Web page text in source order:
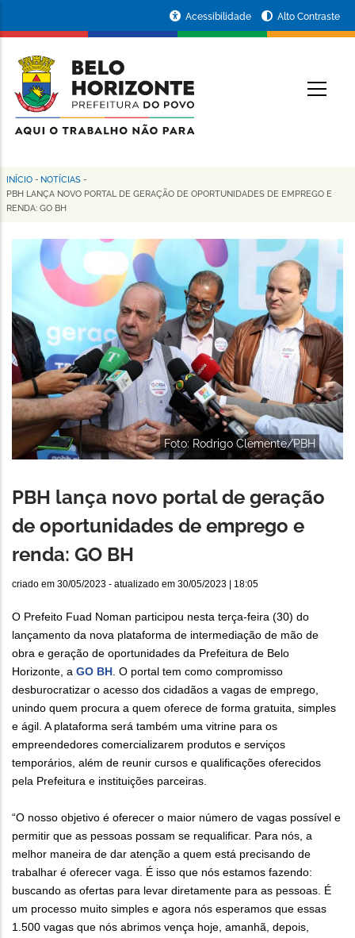
conteúdo
principal
da
Prefeitura
de
Horizonte
Acessibilidade Alto Contraste
Trilha
de
navegação
INÍCIO - NOTÍCIAS -
PBH LANÇA NOVO PORTAL DE GERAÇÃO DE OPORTUNIDADES DE EMPREGO E
RENDA: GO BH
Foto: Rodrigo Clemente/PBH
PBH lança novo portal de geração
de oportunidades de emprego e
renda: GO BH
criado em 30/05/2023 - atualizado em 30/05/2023 | 18:05
O Prefeito Fuad Noman participou nesta terça-feira (30) do
lançamento da nova plataforma de intermediação de mão de
obra e geração de oportunidades da Prefeitura de Belo
Horizonte, a GO BH. O portal tem como compromisso
desburocratizar o acesso dos cidadãos a vagas de emprego,
unindo quem procura a quem oferece de forma gratuita, simples
e ágil. A plataforma será também uma vitrine para os
empreendedores comercializarem produtos e serviços
temporários, além de reunir cursos e qualificações oferecidos
pela Prefeitura e instituições parceiras.
“O nosso objetivo é oferecer o maior número de vagas possível e
permitir que as pessoas possam se requalificar. Para nós, a
melhor maneira de dar atenção a quem está precisando de
trabalhar é oferecer vaga. É isso que nós estamos fazendo:
buscando as ofertas para levar diretamente para as pessoas. É
um processo muito simples e agora nós esperamos que essas
1.500 vagas que nós abrimos vença hoje, amanhã, depois,